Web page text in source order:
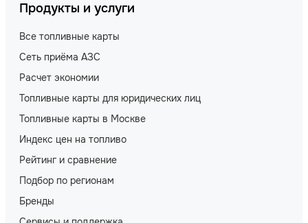
Продукты и услуги
Все топливные карты
Сеть приёма АЗС
Расчет экономии
Топливные карты для юридических лиц
Топливные карты в Москве
Индекс цен на топливо
Рейтинг и сравнение
Подбор по регионам
Бренды